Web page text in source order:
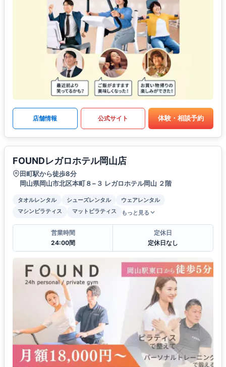
店舗情報 公式サイト 体験・相談予約
FOUNDレガロホテル岡山店
田町駅から徒歩8分
岡山県岡山市北区本町８−３ レガロホテル岡山 ２階
タオルレンタル シューズレンタル
ウェアレンタル
マシンピラティス
マットピラティス もっと見る
営業時間
24:00間
定休日
定休日なし